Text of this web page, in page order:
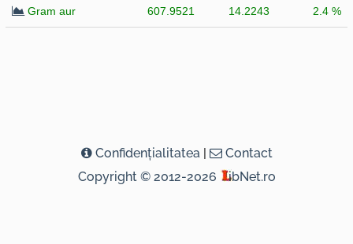
Gram aur 607.9521 14.2243 2.4 %
Confidenţialitatea |
Contact
Copyright © 2012-2026
ibNet.ro